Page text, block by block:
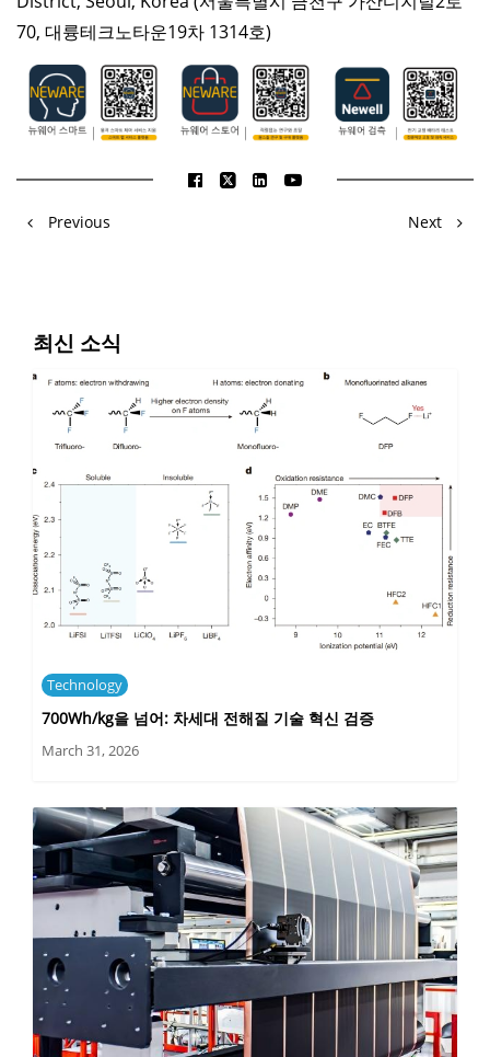
70, 대륭테크노타운19차 1314호)
Previous Next
최신 소식
Technology
700Wh/kg을 넘어: 차세대 전해질 기술 혁신 검증
March 31, 2026